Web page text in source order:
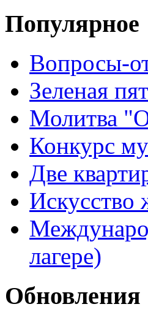
Популярное
Вопросы-
Зеленая
Молитва
Конкурс
Две
Искусство
лагере)
Обновления